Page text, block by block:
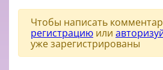
Чтобы написать
регистрацию или
уже зарегистрированы